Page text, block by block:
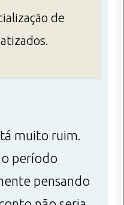
de
muito ruim.
período
pensando